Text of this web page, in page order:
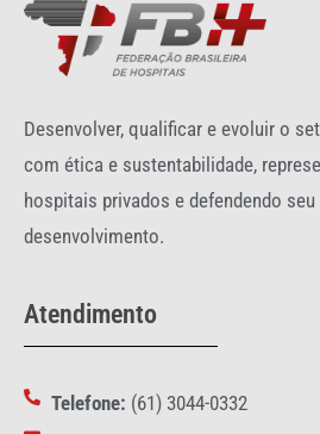
Desenvolver, qualificar e evoluir o
com ética e sustentabilidade,
hospitais privados e defendendo seu
desenvolvimento.
Atendimento
Telefone: (61) 3044-0332